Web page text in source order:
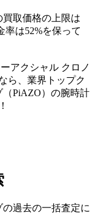
買取価格の上限は
率は52%を保って
アクシャル クロノ
ら、業界トップク
PiAZO）の腕時計
過去の一括査定に